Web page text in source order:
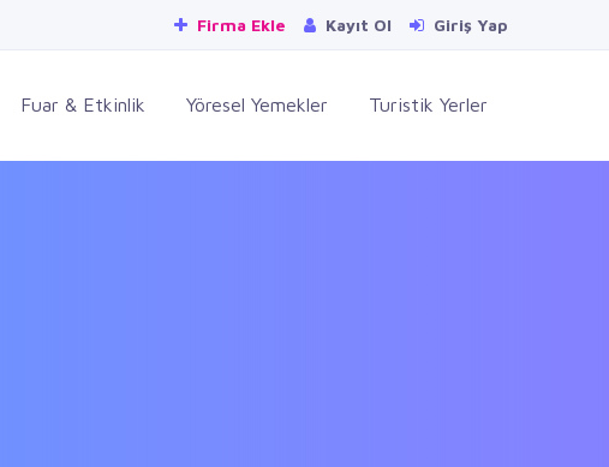
Firma Ekle Kayıt Ol Giriş Yap
Fuar & Etkinlik Yöresel Yemekler Turistik Yerler